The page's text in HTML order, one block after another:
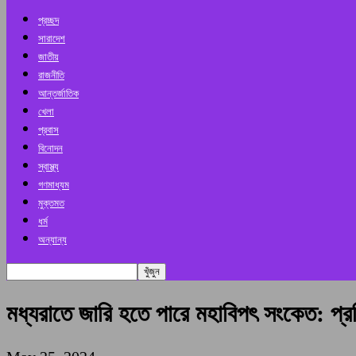
প্রচ্ছদ
সারাদেশ
জাতীয়
রাজনীতি
আন্তর্জাতিক
খেলা
প্রবাস
বিনোদন
স্বাস্থ্য
গণমাধ্যম
মুক্তমত
ধর্ম
অন্যান্য
মধ্যরাতে জারি হতে পারে মহাবিপৎ সংকেত: